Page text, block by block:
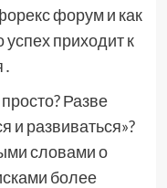
форум и как
успех приходит к
Разве
и развиваться»?
словами о
более